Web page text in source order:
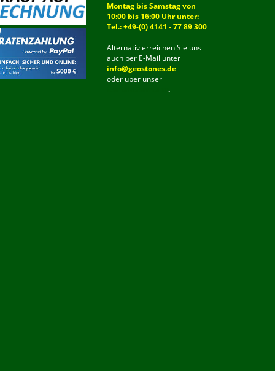
Montag bis Samstag von
10:00 bis 16:00 Uhr unter:
Tel.: +49-(0) 4141 - 77 89 300
Alternativ erreichen Sie uns
auch per E-Mail unter
info@geostones.de
oder über unser
.